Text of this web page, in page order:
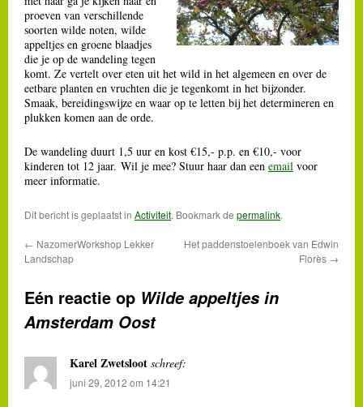
proeven van verschillende
soorten wilde noten, wilde
appeltjes en groene blaadjes
die je op de wandeling tegen
komt. Ze vertelt over eten uit het wild in het algemeen en over de
eetbare planten en vruchten die je tegenkomt in het bijzonder.
Smaak, bereidingswijze en waar op te letten bij het determineren en
plukken komen aan de orde.
De wandeling duurt 1,5 uur en kost €15,- p.p. en €10,- voor
kinderen tot 12 jaar. Wil je mee? Stuur haar dan een email voor
meer informatie.
Dit bericht is geplaatst in Activiteit. Bookmark de permalink.
← NazomerWorkshop Lekker
Landschap
Het paddenstoelenboek van Edwin
Florès →
Eén reactie op Wilde appeltjes in
Amsterdam Oost
Karel Zwetsloot schreef:
juni 29, 2012 om 14:21